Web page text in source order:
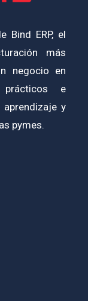
Bind ERP, el
más
negocio en
prácticos e
y
pymes.